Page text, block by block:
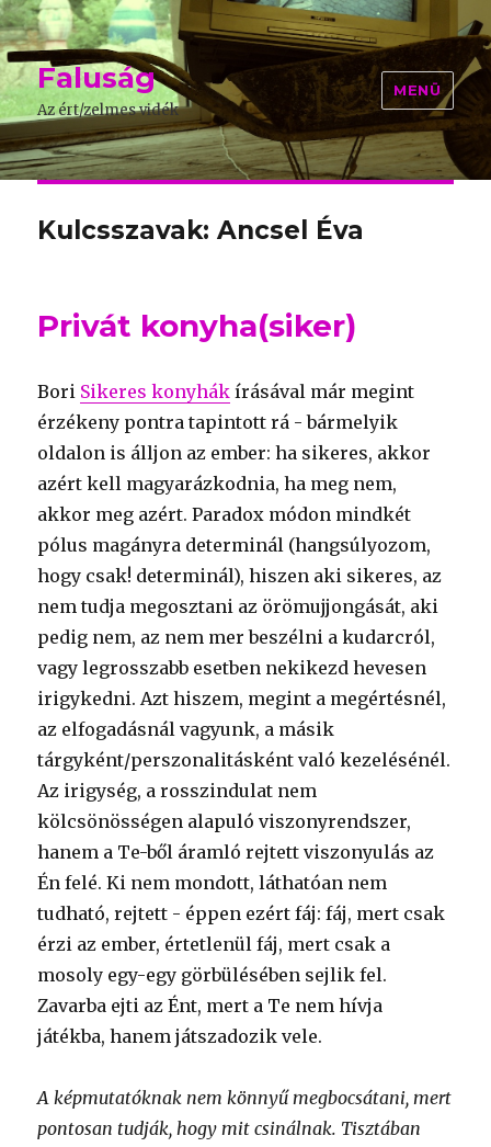
Faluság
Az ért/zelmes vidék
MENÜ
Kulcsszavak: Ancsel Éva
Privát konyha(siker)
Bori Sikeres konyhák írásával már megint
érzékeny pontra tapintott rá - bármelyik
oldalon is álljon az ember: ha sikeres, akkor
azért kell magyarázkodnia, ha meg nem,
akkor meg azért. Paradox módon mindkét
pólus magányra determinál (hangsúlyozom,
hogy csak! determinál), hiszen aki sikeres, az
nem tudja megosztani az örömujjongását, aki
pedig nem, az nem mer beszélni a kudarcról,
vagy legrosszabb esetben nekikezd hevesen
irigykedni. Azt hiszem, megint a megértésnél,
az elfogadásnál vagyunk, a másik
tárgyként/perszonalitásként való kezelésénél.
Az irigység, a rosszindulat nem
kölcsönösségen alapuló viszonyrendszer,
hanem a Te-ből áramló rejtett viszonyulás az
Én felé. Ki nem mondott, láthatóan nem
tudható, rejtett - éppen ezért fáj: fáj, mert csak
érzi az ember, értetlenül fáj, mert csak a
mosoly egy-egy görbülésében sejlik fel.
Zavarba ejti az Ént, mert a Te nem hívja
játékba, hanem játszadozik vele.
A képmutatóknak nem könnyű megbocsátani, mert
pontosan tudják, hogy mit csinálnak. Tisztában